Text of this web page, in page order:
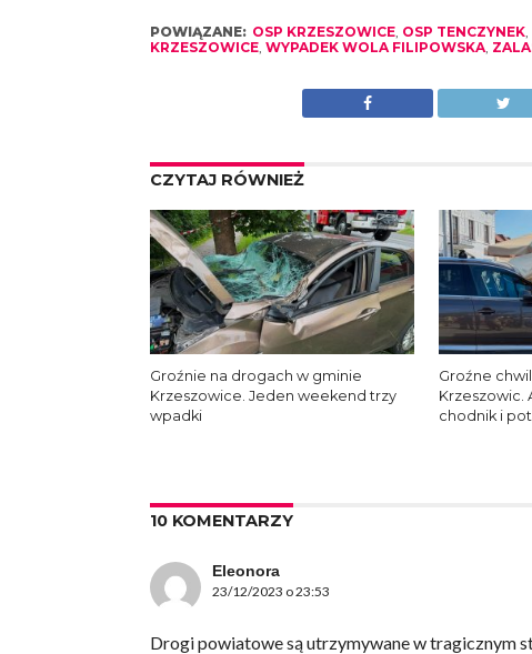
POWIĄZANE: OSP KRZESZOWICE, OSP TENCZYNEK,
KRZESZOWICE, WYPADEK WOLA FILIPOWSKA,
CZYTAJ RÓWNIEŻ
Groźnie na drogach w gminie
Krzeszowice. Jeden weekend trzy
wpadki
Groźne
Krzeszowic.
chodnik i
10 KOMENTARZY
Eleonora
23/12/2023 o 23:53
Drogi powiatowe są utrzymywane w tragicznym